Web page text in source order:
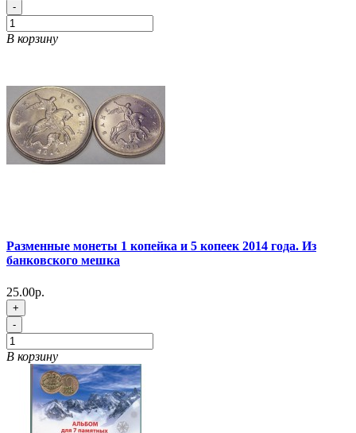
-
В корзину
Разменные монеты 1 копейка и 5 копеек 2014 года. Из
банковского мешка
25.00р.
+
-
В корзину